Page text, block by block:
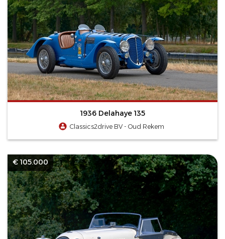
1936 Delahaye 135
Classics2drive BV - Oud Rekem
€ 105.000